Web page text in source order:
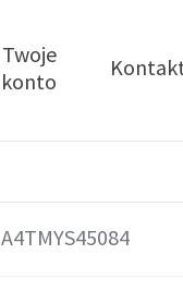
Twoje
konto
A4TMYS45084